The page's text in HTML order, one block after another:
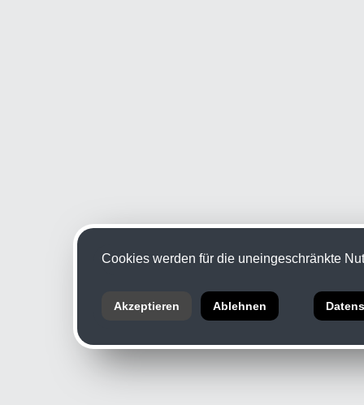
Cookies werden für die uneingeschränkte
Akzeptieren Ablehnen